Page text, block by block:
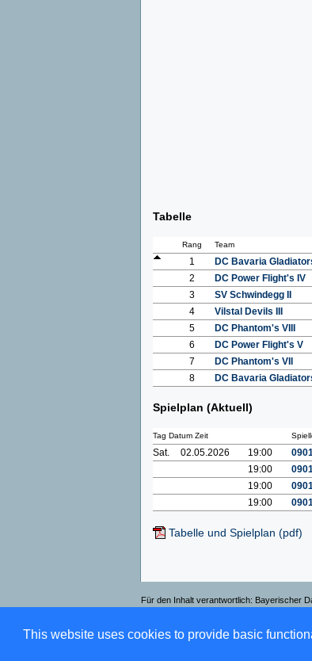
This website uses cookies to provide basic
Tabelle
Rang Team
1 DC Bavaria
2
DC Power Flight's IV
3
SV Schwindegg II
4
Vilstal Devils III
5
DC Phantom's VIII
6
DC Power Flight's V
7
DC Phantom's VII
8
DC Bavaria Gladiators
Spielplan (Aktuell)
Tag Datum Zeit
Sat. 02.05.2026 19:00
19:00
19:00
19:00
Tabelle und Spielplan (pdf)
Für den Inhalt verantwortlich: Bayerischer